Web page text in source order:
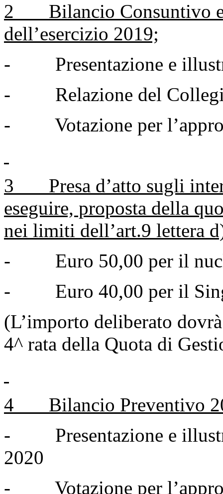
2 Bilancio Consuntivo e
dell’esercizio 2019;
- Presentazione e
- Relazione del
- Votazione per
3 Presa d’atto sugli
eseguire, proposta della
nei limiti dell’art.9 lettera
- Euro 50,00 per il
- Euro 40,00 per il
(L’importo deliberato
4^ rata della Quota di
4 Bilancio Preventivo
- Presentazione e
2020
- Votazione per